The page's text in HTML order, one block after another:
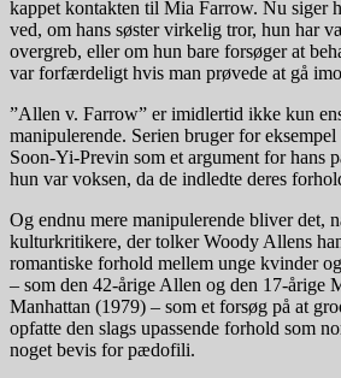
kappet kontakten til Mia Farrow. Nu siger
ved, om hans søster virkelig tror, hun har
overgreb, eller om hun bare forsøger at
var forfærdeligt hvis man prøvede at gå
”Allen v. Farrow” er imidlertid ikke kun
manipulerende. Serien bruger for
Soon-Yi-Previn som et argument for hans
hun var voksen, da de indledte deres
Og endnu mere manipulerende bliver det,
kulturkritikere, der tolker Woody Allens
romantiske forhold mellem unge kvinder
– som den 42-årige Allen og den 17-årige
Manhattan (1979) – som et forsøg på at
opfatte den slags upassende forhold som
noget bevis for pædofili.